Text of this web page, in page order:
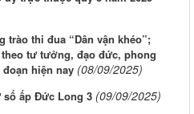
trào thi đua “Dân vận khéo”;
tư tưởng, đạo đức, phong
hiện nay (08/09/2025)
số ấp Đức Long 3 (09/09/2025)